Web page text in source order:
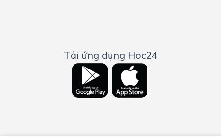
Tải ứng dụng Hoc24